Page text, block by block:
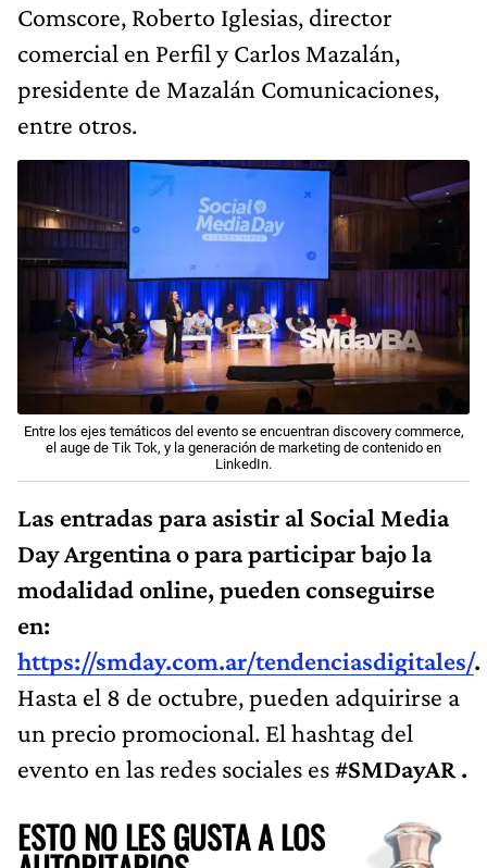
Comscore, Roberto Iglesias, director
comercial en Perfil y Carlos Mazalán,
presidente de Mazalán Comunicaciones,
entre otros.
Entre los ejes temáticos del evento se encuentran discovery commerce,
el auge de Tik Tok, y la generación de marketing de contenido en
LinkedIn.
Las entradas para asistir al Social Media
Day Argentina o para participar bajo la
modalidad online, pueden conseguirse
en:
https://smday.com.ar/tendenciasdigitales/.
Hasta el 8 de octubre, pueden adquirirse a
un precio promocional. El hashtag del
evento en las redes sociales es#SMDayAR .
ESTO NO LES GUSTA A LOS